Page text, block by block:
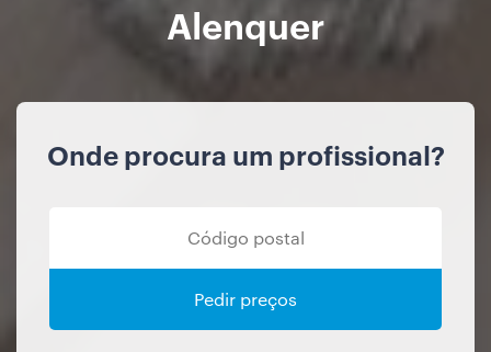
Alenquer
Onde procura um profissional?
Pedir preços